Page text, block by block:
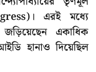
এরই মধ্যে
একাধিক
হানাও দিয়েছিল